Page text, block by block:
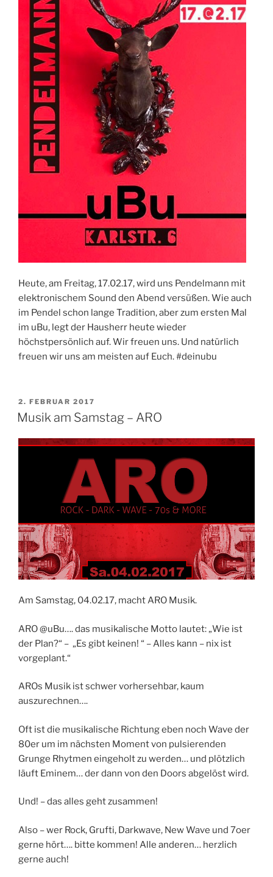
Heute, am Freitag, 17.02.17, wird uns Pendelmann mit
elektronischem Sound den Abend versüßen. Wie auch
im Pendel schon lange Tradition, aber zum ersten Mal
im uBu, legt der Hausherr heute wieder
höchstpersönlich auf. Wir freuen uns. Und natürlich
freuen wir uns am meisten auf Euch. #deinubu
VERÖFFENTLICHT
AM
2. FEBRUAR 2017
Musik am Samstag – ARO
Am Samstag, 04.02.17, macht ARO Musik.
ARO @uBu…. das musikalische Motto lautet: „Wie ist
der Plan?“ – „Es gibt keinen! “ – Alles kann – nix ist
vorgeplant.“
AROs Musik ist schwer vorhersehbar, kaum
auszurechnen….
Oft ist die musikalische Richtung eben noch Wave der
80er um im nächsten Moment von pulsierenden
Grunge Rhytmen eingeholt zu werden… und plötzlich
läuft Eminem… der dann von den Doors abgelöst wird.
Und! – das alles geht zusammen!
Also – wer Rock, Grufti, Darkwave, New Wave und 7oer
gerne hört…. bitte kommen! Alle anderen… herzlich
gerne auch!